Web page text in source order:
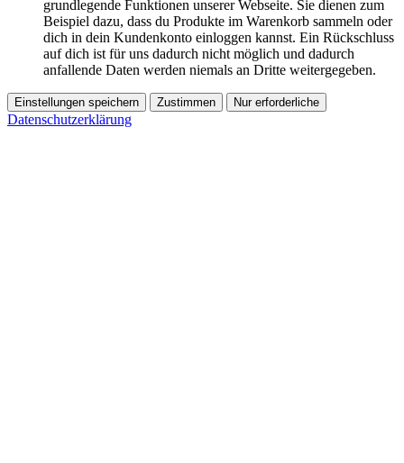
grundlegende Funktionen unserer Webseite. Sie dienen zum
Beispiel dazu, dass du Produkte im Warenkorb sammeln oder
dich in dein Kundenkonto einloggen kannst. Ein Rückschluss
auf dich ist für uns dadurch nicht möglich und dadurch
anfallende Daten werden niemals an Dritte weitergegeben.
Einstellungen speichern Zustimmen Nur erforderliche
Datenschutzerklärung